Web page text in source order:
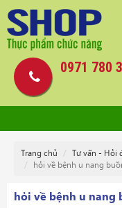
0971 780
Trang chủ Tư vấn - Hỏi
hỏi về bệnh u nang
hỏi về bệnh u nang